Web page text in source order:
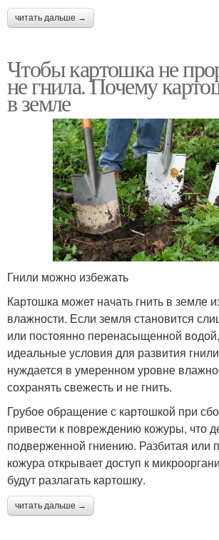
читать дальше →
Чтобы картошка не
не гнила. Почему
в земле
Гнили можно избежать
Картошка может начать гнить в земле
влажности. Если земля становится
или постоянно перенасыщенной водой,
идеальные условия для развития
нуждается в умеренном уровне
сохранять свежесть и не гнить.
Грубое обращение с картошкой при
привести к повреждению кожуры, что
подверженной гниению. Разбитая или
кожура открывает доступ к
будут разлагать картошку.
читать дальше →